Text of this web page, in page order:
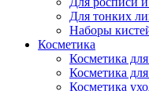
Для тонких
Наборы
Косметика
Косметика
Косметика
Косметика